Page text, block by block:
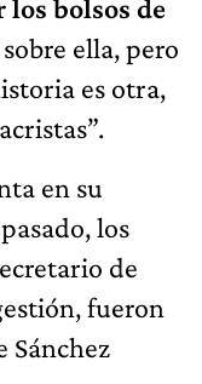
los bolsos de
ella, pero
es otra,
en su
los
de
fueron
Sánchez